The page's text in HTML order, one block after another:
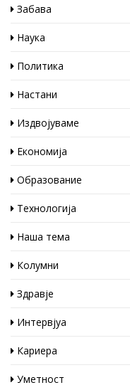
Забава
Наука
Политика
Настани
Издвојуваме
Економија
Образование
Технологија
Наша тема
Колумни
Здравје
Интервјуа
Кариера
Уметност